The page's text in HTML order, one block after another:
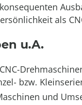
als
u.A.
bzw.
und